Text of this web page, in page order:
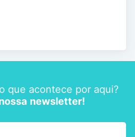
que acontece por aqui?
newsletter!